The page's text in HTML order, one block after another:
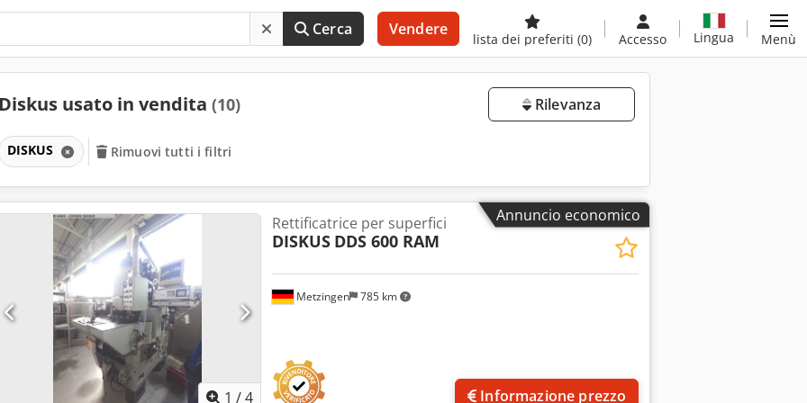
Cerca Vendere
lista dei preferiti (0) Accesso Lingua Menù
Diskus usato in vendita (10) Rilevanza
DISKUS Rimuovi tutti i filtri
Annuncio economico
1 /4
Metzingen 785 km
Rettificatrice per superfici
DISKUS DDS 600 RAM
Informazione prezzo